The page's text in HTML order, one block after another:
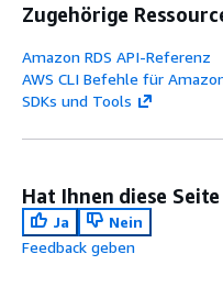
Zugehörige
Amazon RDS API-Referenz
AWS CLI Befehle für
SDKs und Tools
Hat Ihnen diese
Ja
Nein
Feedback geben